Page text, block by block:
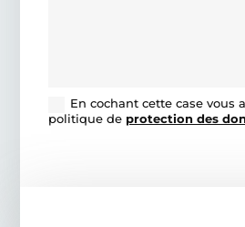
En cochant cette case vous
politique de protection des